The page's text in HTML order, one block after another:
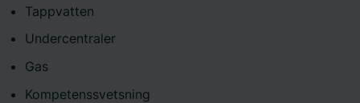
Tappvatten
Undercentraler
Gas
Kompetenssvetsning